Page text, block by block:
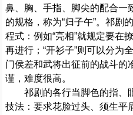
鼻、胸、手指、脚尖的配合一
的规格，称为“归子午”。祁剧
程式：例如“亮相”就规定要在
再进行；“开衫子”则可以分为
门侯差和武将出征前的战斗的
谨，难度很高。
祁剧的各行当脚色的指、
技法：要求花脸过头、须生平